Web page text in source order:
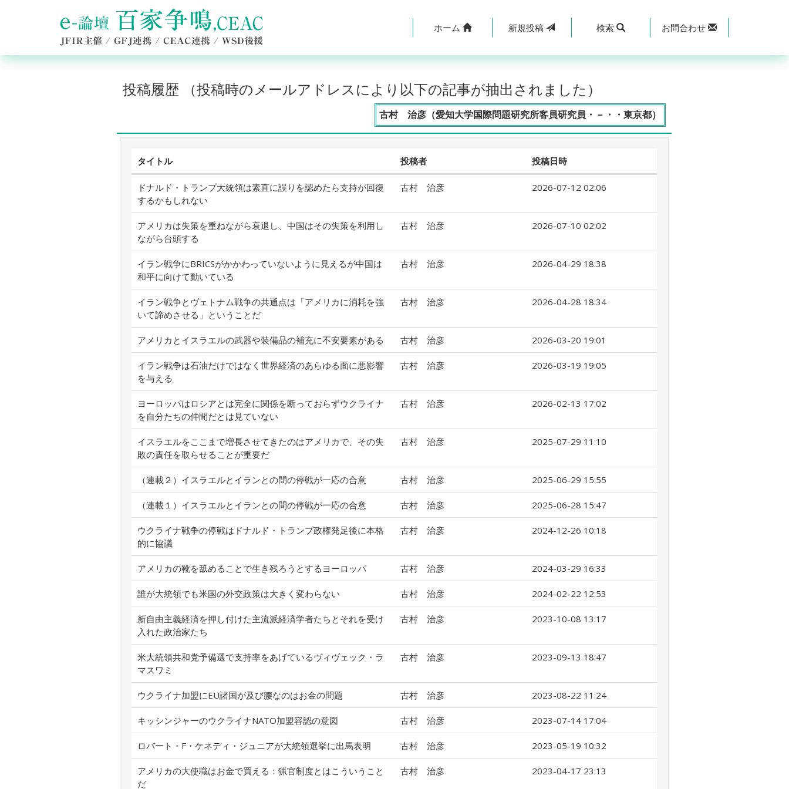
ホーム 新規投稿 検索 お問合わせ
投稿履歴 （投稿時のメールアドレスにより以下の記事が抽出されました）
古村 治彦（愛知大学国際問題研究所客員研究員・－・・東京都）
タイトル 投稿者 投稿日時
ドナルド・トランプ大統領は素直に誤りを認めたら支持が回復
するかもしれない
古村 治彦 2026-07-12 02:06
アメリカは失策を重ねながら衰退し、中国はその失策を利用し
ながら台頭する
古村 治彦 2026-07-10 02:02
イラン戦争にBRICSがかかわっていないように見えるが中国は
和平に向けて動いている
古村 治彦 2026-04-29 18:38
イラン戦争とヴェトナム戦争の共通点は「アメリカに消耗を強
いて諦めさせる」ということだ
古村 治彦 2026-04-28 18:34
アメリカとイスラエルの武器や装備品の補充に不安要素がある 古村 治彦 2026-03-20 19:01
イラン戦争は石油だけではなく世界経済のあらゆる面に悪影響
を与える
古村 治彦 2026-03-19 19:05
ヨーロッパはロシアとは完全に関係を断っておらずウクライナ
を自分たちの仲間だとは見ていない
古村 治彦 2026-02-13 17:02
イスラエルをここまで増長させてきたのはアメリカで、その失
敗の責任を取らせることが重要だ
古村 治彦 2025-07-29 11:10
（連載２）イスラエルとイランとの間の停戦が一応の合意 古村 治彦 2025-06-29 15:55
（連載１）イスラエルとイランとの間の停戦が一応の合意 古村 治彦 2025-06-28 15:47
ウクライナ戦争の停戦はドナルド・トランプ政権発足後に本格
的に協議
古村 治彦 2024-12-26 10:18
アメリカの靴を舐めることで生き残ろうとするヨーロッパ 古村 治彦 2024-03-29 16:33
誰が大統領でも米国の外交政策は大きく変わらない 古村 治彦 2024-02-22 12:53
新自由主義経済を押し付けた主流派経済学者たちとそれを受け
入れた政治家たち
古村 治彦 2023-10-08 13:17
米大統領共和党予備選で支持率をあげているヴィヴェック・ラ
マスワミ
古村 治彦 2023-09-13 18:47
ウクライナ加盟にEU諸国が及び腰なのはお金の問題 古村 治彦 2023-08-22 11:24
キッシンジャーのウクライナNATO加盟容認の意図 古村 治彦 2023-07-14 17:04
ロバート・F・ケネディ・ジュニアが大統領選挙に出馬表明 古村 治彦 2023-05-19 10:32
アメリカの大使職はお金で買える：猟官制度とはこういうこと
だ
古村 治彦 2023-04-17 23:13